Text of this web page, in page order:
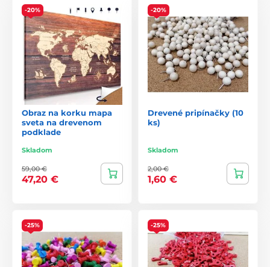
-20%
Obraz na korku mapa
sveta na drevenom
podklade
Skladom
59,00 €
47,20 €
-20%
Drevené pripínačky (10
ks)
Skladom
2,00 €
1,60 €
-25% -25%